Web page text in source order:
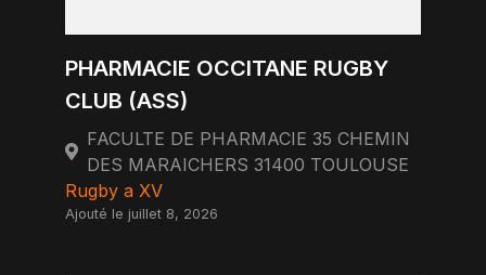
PHARMACIE OCCITANE RUGBY
CLUB (ASS)
FACULTE DE PHARMACIE 35 CHEMIN
DES MARAICHERS 31400 TOULOUSE
Rugby a XV
Ajouté le juillet 8, 2026